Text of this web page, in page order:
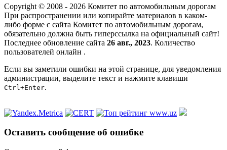
Copyright © 2008 - 2026 Комитет по автомобильным дорогам
При распространении или копирайте материалов в каком-
либо форме с сайта Комитет по автомобильным дорогам,
обязательно должна быть гиперссылка на официальный сайт!
Последнее обновление сайта 26 авг., 2023. Количество
пользователей онлайн .
Если вы заметили ошибки на этой странице, для уведомления
администрации, выделите текст и нажмите клавиши
Ctrl+Enter.
Оставить сообщение об ошибке